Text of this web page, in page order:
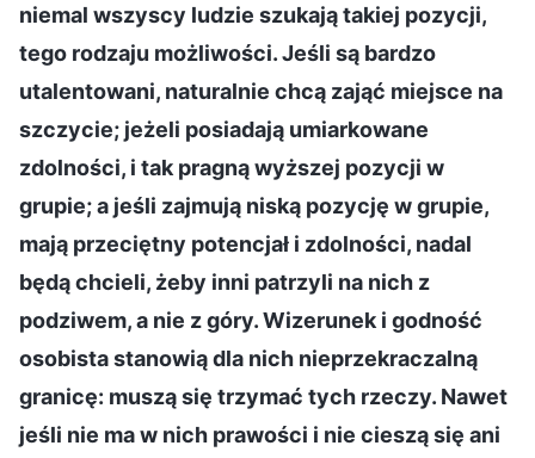
niemal wszyscy ludzie szukają takiej pozycji,
tego rodzaju możliwości. Jeśli są bardzo
utalentowani, naturalnie chcą zająć miejsce na
szczycie; jeżeli posiadają umiarkowane
zdolności, i tak pragną wyższej pozycji w
grupie; a jeśli zajmują niską pozycję w grupie,
mają przeciętny potencjał i zdolności, nadal
będą chcieli, żeby inni patrzyli na nich z
podziwem, a nie z góry. Wizerunek i godność
osobista stanowią dla nich nieprzekraczalną
granicę: muszą się trzymać tych rzeczy. Nawet
jeśli nie ma w nich prawości i nie cieszą się ani